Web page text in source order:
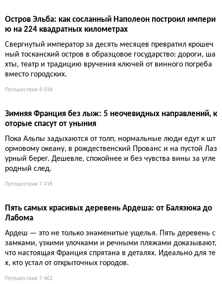
Остров Эльба: как сосланный Наполеон построил импери
ю на 224 квадратных километрах
Свергнутый император за десять месяцев превратил крошеч
хты, театр и традицию вручения ключей от винного погреба
вместо городских.
Путешествия
Зимняя Франция без лыж: 5 неочевидных направлений, к